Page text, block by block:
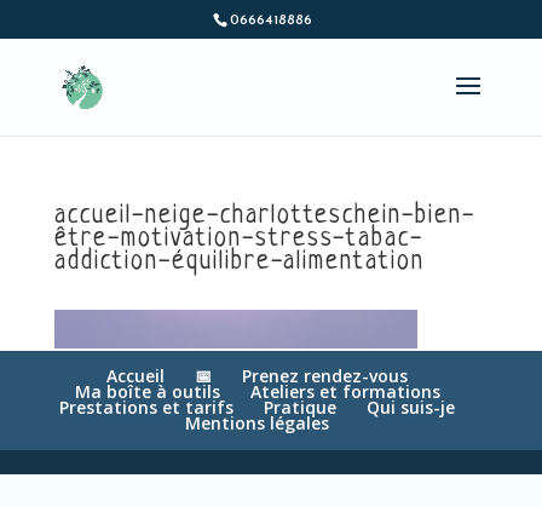
0666418886
accueil-neige-charlotteschein-bien-
être-motivation-stress-tabac-
addiction-équilibre-alimentation
Accueil 📅 Prenez rendez-vous
Ma boîte à outils Ateliers et formations
Prestations et tarifs Pratique Qui suis-je
Mentions légales